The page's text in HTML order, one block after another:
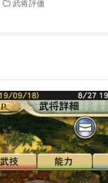
武将評価